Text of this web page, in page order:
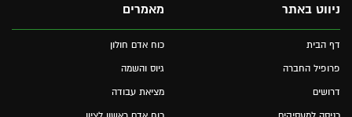
ניווט באתר
דף הבית
פרופיל החברה
דרושים
מאמרים
כוח אדם חולון
גיוס והשמה
מציאת עבודה